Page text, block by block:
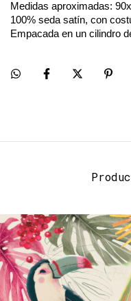
Medidas aproximadas:
100% seda satín, con
Empacada en un cilindro